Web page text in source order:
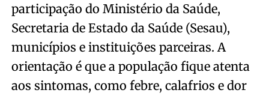
participação do Ministério da Saúde,
Secretaria de Estado da Saúde (Sesau),
municípios e instituições parceiras. A
orientação é que a população fique atenta
aos sintomas, como febre, calafrios e dor